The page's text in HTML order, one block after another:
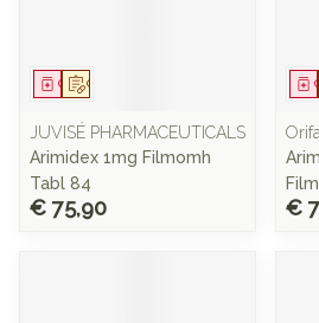
Op voorschrift
Geneesmiddel
JUVISÉ PHARMACEUTICALS
Arimidex 1mg Filmomh
Tabl 84
€ 75,90 €